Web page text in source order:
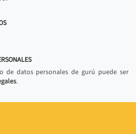
de datos personales de gurú puede ser
.